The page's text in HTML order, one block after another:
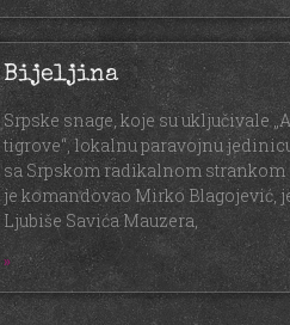
Bijeljina
Srpske snage, koje su uključivale
tigrove“, lokalnu paravojnu
sa Srpskom radikalnom strankom
je komandovao Mirko Blagojević,
Ljubiše Savića Mauzera,
»